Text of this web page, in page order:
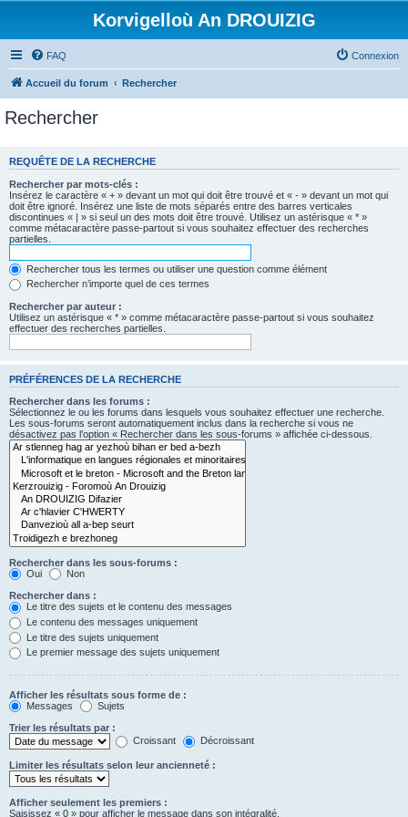
Korvigelloù An DROUIZIG
FAQ Connexion
Accueil du forum Rechercher
Rechercher
REQUÊTE DE LA RECHERCHE
Rechercher par mots-clés :
Insérez le caractère « + » devant un mot qui doit être trouvé et « - » devant un mot qui
doit être ignoré. Insérez une liste de mots séparés entre des barres verticales
discontinues « | » si seul un des mots doit être trouvé. Utilisez un astérisque « * »
comme métacaractère passe-partout si vous souhaitez effectuer des recherches
partielles.
Rechercher tous les termes ou utiliser une question comme élément
Rechercher n’importe quel de ces termes
Rechercher par auteur :
Utilisez un astérisque « * » comme métacaractère passe-partout si vous souhaitez
effectuer des recherches partielles.
PRÉFÉRENCES DE LA RECHERCHE
Rechercher dans les forums :
Sélectionnez le ou les forums dans lesquels vous souhaitez effectuer une recherche.
Les sous-forums seront automatiquement inclus dans la recherche si vous ne
désactivez pas l’option « Rechercher dans les sous-forums » affichée ci-dessous.
Rechercher dans les sous-forums :
Oui
Non
Rechercher dans :
Le titre des sujets et le contenu des messages
Le contenu des messages uniquement
Le titre des sujets uniquement
Le premier message des sujets uniquement
Afficher les résultats sous forme de :
Messages
Sujets
Trier les résultats par :
Croissant
Décroissant
Limiter les résultats selon leur ancienneté :
Afficher seulement les premiers :
Saisissez « 0 » pour afficher le message dans son intégralité.